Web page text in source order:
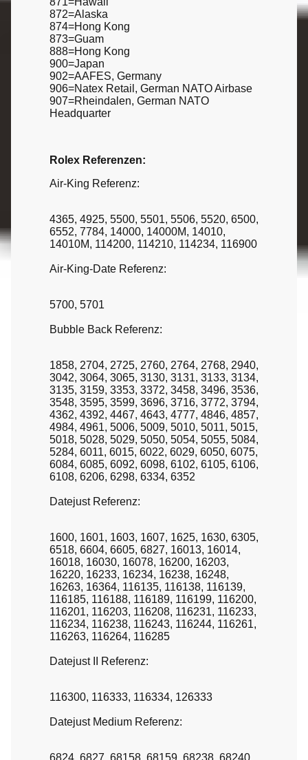
872=Alaska
874=Hong Kong
873=Guam
888=Hong Kong
900=Japan
902=AAFES, Germany
906=Natex Retail, German NATO Airbase
907=Rheindalen, German NATO
Headquarter
Rolex Referenzen:
Air-King Referenz:
4365, 4925, 5500, 5501, 5506, 5520, 6500,
6552, 7784, 14000, 14000M, 14010,
14010M, 114200, 114210, 114234, 116900
Air-King-Date Referenz:
5700, 5701
Bubble Back Referenz:
1858, 2704, 2725, 2760, 2764, 2768, 2940,
3042, 3064, 3065, 3130, 3131, 3133, 3134,
3135, 3159, 3353, 3372, 3458, 3496, 3536,
3548, 3595, 3599, 3696, 3716, 3772, 3794,
4362, 4392, 4467, 4643, 4777, 4846, 4857,
4984, 4961, 5006, 5009, 5010, 5011, 5015,
5018, 5028, 5029, 5050, 5054, 5055, 5084,
5284, 6011, 6015, 6022, 6029, 6050, 6075,
6084, 6085, 6092, 6098, 6102, 6105, 6106,
6108, 6206, 6298, 6334, 6352
Datejust Referenz:
1600, 1601, 1603, 1607, 1625, 1630, 6305,
6518, 6604, 6605, 6827, 16013, 16014,
16018, 16030, 16078, 16200, 16203,
16220, 16233, 16234, 16238, 16248,
16263, 16364, 116135, 116138, 116139,
116185, 116188, 116189, 116199, 116200,
116201, 116203, 116208, 116231, 116233,
116234, 116238, 116243, 116244, 116261,
116263, 116264, 116285
Datejust II Referenz:
116300, 116333, 116334, 126333
Datejust Medium Referenz:
6824, 6827, 68158, 68159, 68238, 68240,